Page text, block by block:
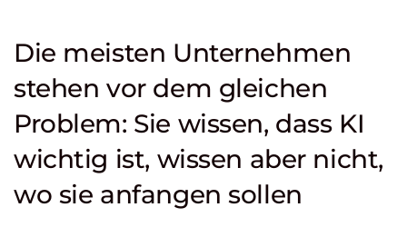
Die meisten Unternehmen
stehen vor dem gleichen
Problem: Sie wissen, dass KI
wichtig ist, wissen aber nicht,
wo sie anfangen sollen